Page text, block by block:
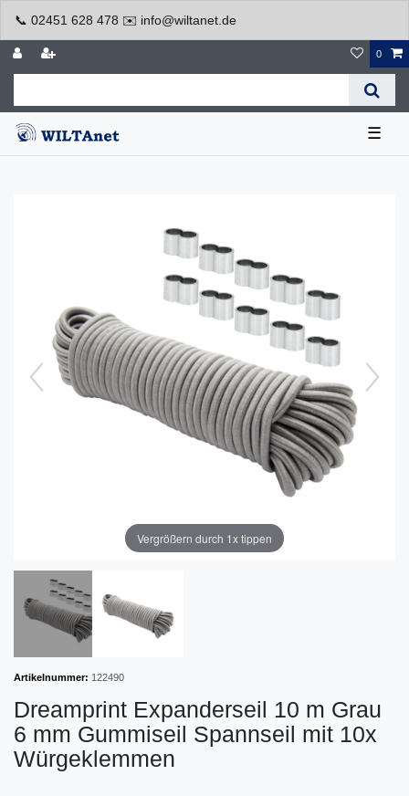
📞 02451 628 478 ✉️ info@wiltanet.de
0
☰
Vergrößern durch 1x tippen
Artikelnummer: 122490
Dreamprint Expanderseil 10 m Grau
6 mm Gummiseil Spannseil mit 10x
Würgeklemmen